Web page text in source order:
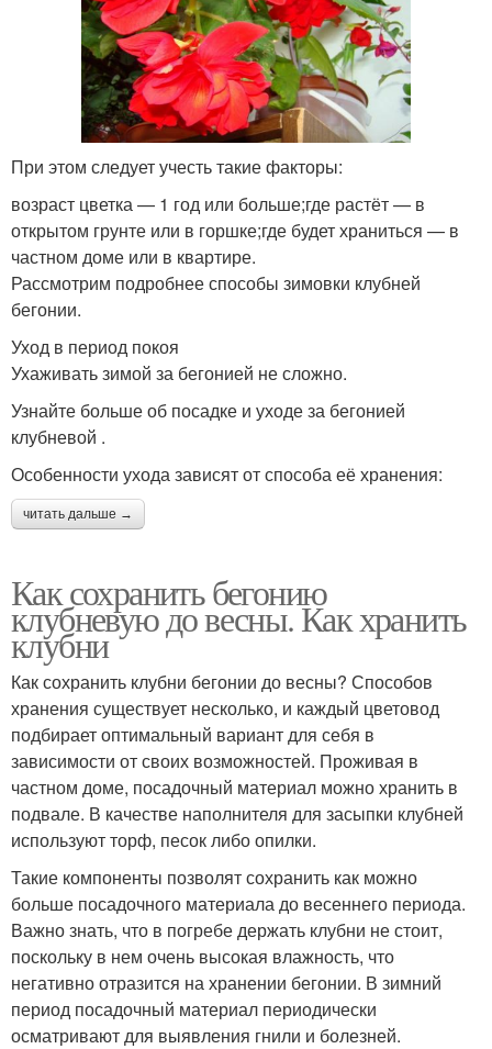
При этом следует учесть такие факторы:
возраст цветка — 1 год или больше;где растёт — в
открытом грунте или в горшке;где будет храниться — в
частном доме или в квартире.
Рассмотрим подробнее способы зимовки клубней
бегонии.
Уход в период покоя
Ухаживать зимой за бегонией не сложно.
Узнайте больше об посадке и уходе за бегонией
клубневой .
Особенности ухода зависят от способа её хранения:
читать дальше →
Как сохранить бегонию
клубневую до весны. Как хранить
клубни
Как сохранить клубни бегонии до весны? Способов
хранения существует несколько, и каждый цветовод
подбирает оптимальный вариант для себя в
зависимости от своих возможностей. Проживая в
частном доме, посадочный материал можно хранить в
подвале. В качестве наполнителя для засыпки клубней
используют торф, песок либо опилки.
Такие компоненты позволят сохранить как можно
больше посадочного материала до весеннего периода.
Важно знать, что в погребе держать клубни не стоит,
поскольку в нем очень высокая влажность, что
негативно отразится на хранении бегонии. В зимний
период посадочный материал периодически
осматривают для выявления гнили и болезней.